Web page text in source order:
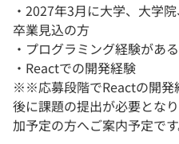
・2027年3月に大学、大学
卒業見込の方
・プログラミング経験があ
・Reactでの開発経験
※※応募段階でReactの開発
後に課題の提出が必要とな
加予定の方へご案内予定です